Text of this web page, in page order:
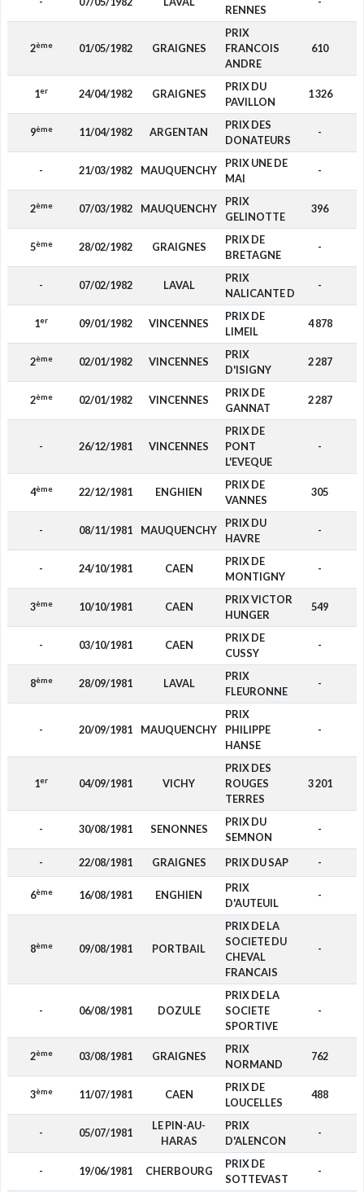
RENNES
2ème 01/05/1982 GRAIGNES
PRIX
FRANCOIS
ANDRE
610
1er 24/04/1982 GRAIGNES
PRIX DU
PAVILLON
1 326
9ème 11/04/1982 ARGENTAN
PRIX DES
DONATEURS
-
- 21/03/1982 MAUQUENCHY
PRIX UNE DE
MAI
-
2ème 07/03/1982 MAUQUENCHY
PRIX
GELINOTTE
396
5ème 28/02/1982 GRAIGNES
PRIX DE
BRETAGNE
-
- 07/02/1982 LAVAL
PRIX
NALICANTE D
-
1er 09/01/1982 VINCENNES
PRIX DE
LIMEIL
4 878
2ème 02/01/1982 VINCENNES
PRIX
D'ISIGNY
2 287
2ème 02/01/1982 VINCENNES
PRIX DE
GANNAT
2 287
- 26/12/1981 VINCENNES
PRIX DE
PONT
L'EVEQUE
-
4ème 22/12/1981 ENGHIEN
PRIX DE
VANNES
305
- 08/11/1981 MAUQUENCHY
PRIX DU
HAVRE
-
- 24/10/1981 CAEN
PRIX DE
MONTIGNY
-
3ème 10/10/1981 CAEN
PRIX VICTOR
HUNGER
549
- 03/10/1981 CAEN
PRIX DE
CUSSY
-
8ème 28/09/1981 LAVAL
PRIX
FLEURONNE
-
- 20/09/1981 MAUQUENCHY
PRIX
PHILIPPE
HANSE
-
1er 04/09/1981 VICHY
PRIX DES
ROUGES
TERRES
3 201
- 30/08/1981 SENONNES
PRIX DU
SEMNON
-
- 22/08/1981 GRAIGNES PRIX DU SAP -
6ème 16/08/1981 ENGHIEN
PRIX
D'AUTEUIL
-
8ème 09/08/1981 PORTBAIL
PRIX DE LA
SOCIETE DU
CHEVAL
FRANCAIS
-
- 06/08/1981 DOZULE
PRIX DE LA
SOCIETE
SPORTIVE
-
2ème 03/08/1981 GRAIGNES
PRIX
NORMAND
762
3ème 11/07/1981 CAEN
PRIX DE
LOUCELLES
488
- 05/07/1981
LE PIN-AU-
HARAS
PRIX
D'ALENCON
-
- 19/06/1981 CHERBOURG
PRIX DE
SOTTEVAST
-